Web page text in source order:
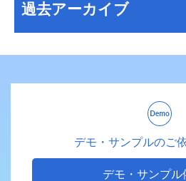
過去アーカイブ
デモ・サンプルのご
デモ・サンプル